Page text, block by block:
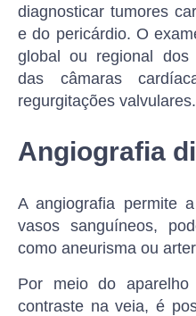
diagnosticar tumores
e do pericárdio. O
global ou regional dos
das câmaras
regurgitações valvulares.
Angiografia
A angiografia permite
vasos sanguíneos,
como aneurisma ou
Por meio do
contraste na veia, é